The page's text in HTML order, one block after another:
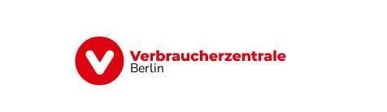
Berlin
Finanzen Digitales Lebensmittel